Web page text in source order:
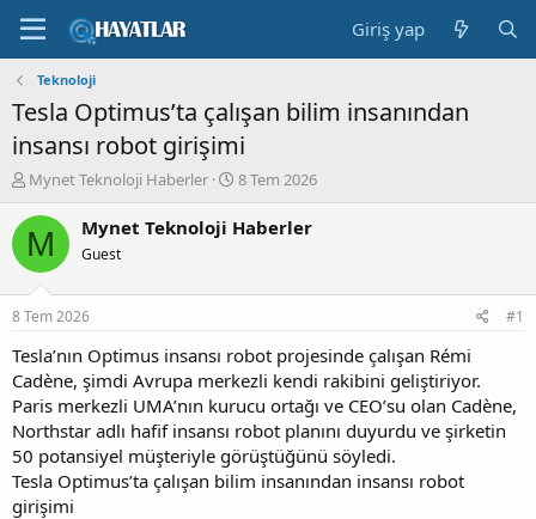
Giriş yap
Teknoloji
Tesla Optimus’ta çalışan bilim insanından
insansı robot girişimi
K
n
b
u
u
b
a
l
a
t
a
n
Mynet Teknoloji Haberler
B
ş
ç
a
r
i
h
i
8 Tem 2026
M Mynet Teknoloji Haberler
Guest
8 Tem 2026 #1
Tesla’nın Optimus insansı robot projesinde çalışan Rémi
Cadène, şimdi Avrupa merkezli kendi rakibini geliştiriyor.
Paris merkezli UMA’nın kurucu ortağı ve CEO’su olan Cadène,
Northstar adlı hafif insansı robot planını duyurdu ve şirketin
50 potansiyel müşteriyle görüştüğünü söyledi.
Tesla Optimus’ta çalışan bilim insanından insansı robot
girişimi